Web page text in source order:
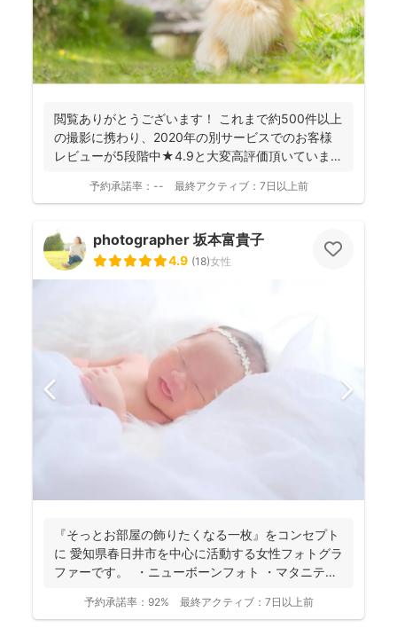
閲覧ありがとうございます！ これまで約500件以上
の撮影に携わり、2020年の別サービスでのお客様
レビューが5段階中★4.9と大変高評価頂いていま
予約承諾率： -- 最終アクティブ： 7日以上前
photographer 坂本富貴子
4.9 (18)女性
『そっとお部屋の飾りたくなる一枚』をコンセプト
に 愛知県春日井市を中心に活動する女性フォトグラ
ファーです。 ・ニューボーンフォト ・マタニティ
予約承諾率： 92% 最終アクティブ： 7日以上前